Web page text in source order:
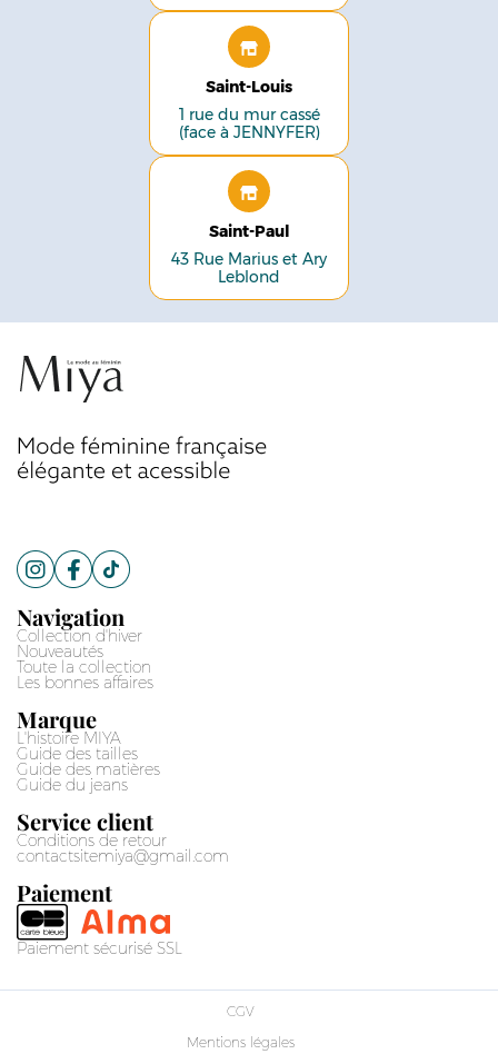
Saint-Louis
1 rue du mur cassé
(face à JENNYFER)
Saint-Paul
43 Rue Marius et Ary
Leblond
Navigation
Collection d'hiver
Nouveautés
Toute la collection
Les bonnes affaires
Marque
L'histoire MIYA
Guide des tailles
Guide des matières
Guide du jeans
Service client
Conditions de retour
contactsitemiya@gmail.com
Paiement
Paiement sécurisé SSL
CGV
Mentions légales